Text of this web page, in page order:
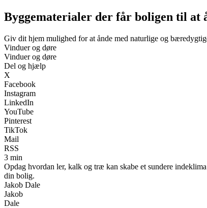
Byggematerialer der får boligen til at
Giv dit hjem mulighed for at ånde med naturlige og
Vinduer og døre
Vinduer og døre
Del og hjælp
X
Facebook
Instagram
LinkedIn
YouTube
Pinterest
TikTok
Mail
RSS
3 min
Opdag hvordan ler, kalk og træ kan skabe et sundere
din bolig.
Jakob Dale
Jakob
Dale